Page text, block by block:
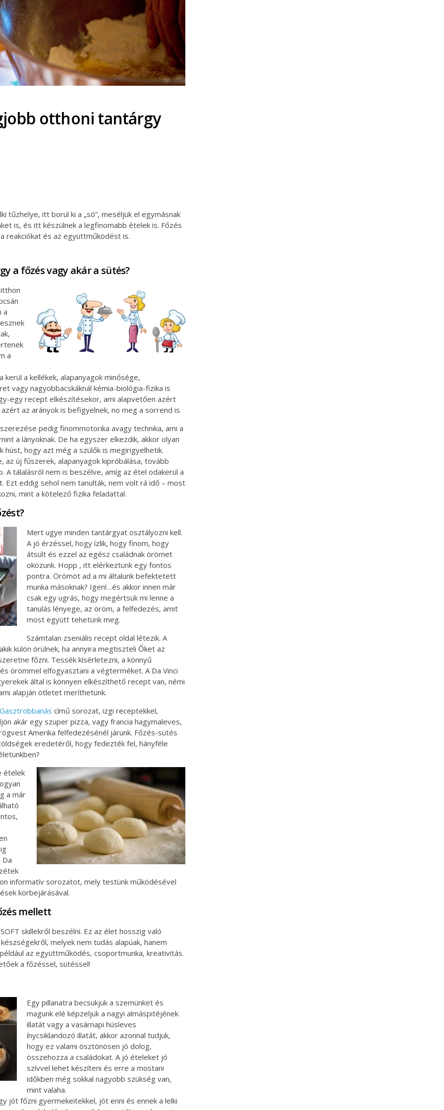
otthoni tantárgy
tűzhelye, itt borul ki a „só”, meséljük el egymásnak
is, és itt készülnek a legfinomabb ételek is. Főzés
reakciókat és az együttműködést is.
a főzés vagy akár a sütés?
a
a
a kellékek, alapanyagok minősége,
vagy nagyobbacskáknál kémia-biológia-fizika is
egy recept elkészítésekor, ami alapvetően azért
az arányok is befigyelnek, no meg a sorrend is.
pedig finommotorika avagy technika, ami a
a lányoknak. De ha egyszer elkezdik, akkor olyan
húst, hogy azt még a szülők is megirigyelhetik.
új fűszerek, alapanyagok kipróbálása, tovább
tálalásról nem is beszélve, amíg az étel odakerül a
Ezt eddig sehol nem tanulták, nem volt rá idő – most
mint a kötelező fizika feladattal.
Mert ugye minden tantárgyat osztályozni kell.
A jó érzéssel, hogy ízlik, hogy finom, hogy
átsült és ezzel az egész családnak örömet
okozunk. Hopp , itt elérkeztünk egy fontos
pontra. Örömöt ad a mi általunk befektetett
munka másoknak? Igen!…és akkor innen már
csak egy ugrás, hogy megértsük mi lenne a
tanulás lényege, az öröm, a felfedezés, amit
most együtt tehetünk meg.
Számtalan zseniális recept oldal létezik. A
külön örülnek, ha annyira megtiszteli Őket az
főzni. Tessék kísérletezni, a könnyű
örömmel elfogyasztani a végterméket. A Da Vinci
által is könnyen elkészíthető recept van, némi
alapján ötletet meríthetünk.
Gasztrobbanás című sorozat, izgi receptekkel,
akár egy szuper pizza, vagy francia hagymaleves,
Amerika felfedezésénél járunk. Főzés-sütés
eredetéről, hogy fedezték fel, hányféle
ételek
a már
informatív sorozatot, mely testünk működésével
körbejárásával.
mellett
skillekről beszélni. Ez az élet hosszig való
melyek nem tudás alapúak, hanem
az együttműködés, csoportmunka, kreativitás.
a főzéssel, sütéssel!
Egy pillanatra becsukjuk a szemünket és
magunk elé képzeljük a nagyi almáspitéjének
illatát vagy a vasárnapi húsleves
ínycsiklandozó illatát, akkor azonnal tudjuk,
hogy ez valami ösztönösen jó dolog,
összehozza a családokat. A jó ételeket jó
szívvel lehet készíteni és erre a mostani
időkben még sokkal nagyobb szükség van,
mint valaha.
jót főzni gyermekeitekkel, jót enni és ennek a lelki